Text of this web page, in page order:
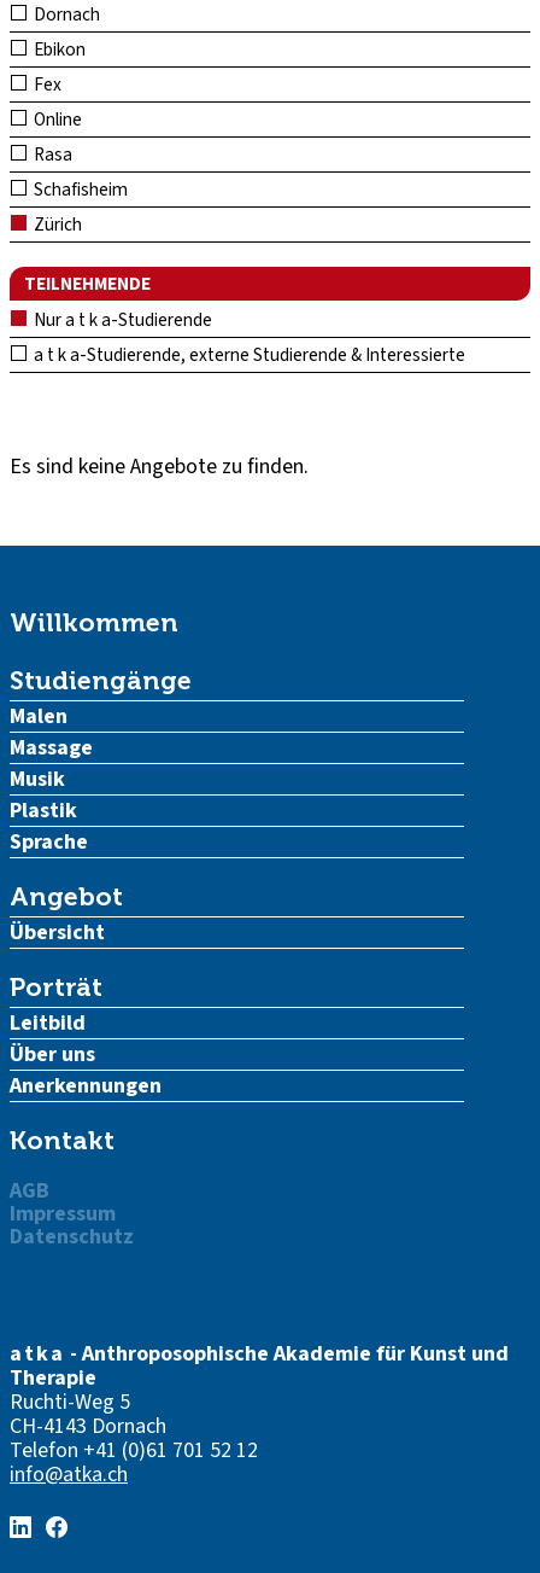
Dornach
Ebikon
Fex
Online
Rasa
Schafisheim
Zürich
TEILNEHMENDE
Nur a t k a-Studierende
a t k a-Studierende, externe Studierende & Interessierte
Es sind keine Angebote zu finden.
Willkommen
Studiengänge
Malen
Massage
Musik
Plastik
Sprache
Angebot
Übersicht
Porträt
Leitbild
Über uns
Anerkennungen
Kontakt
AGB
Impressum
Datenschutz
atka - Anthroposophische Akademie für Kunst und
Therapie
Ruchti-Weg 5
CH-4143 Dornach
Telefon +41 (0)61 701 52 12
info@atka.ch